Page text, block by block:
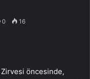
0 16
Zirvesi öncesinde,